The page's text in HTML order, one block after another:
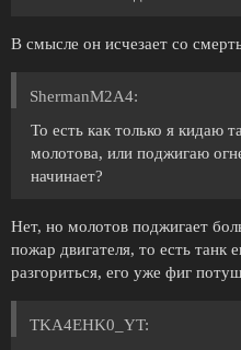
В смысле он исчезает со
ShermanM2A4:
То есть как только я кидаю
молотова, или поджигаю
начинает?
Нет, но молотов поджигает
пожар двигателя, то есть танк
разгориться, его уже фиг
TKA4EHK0_YT: